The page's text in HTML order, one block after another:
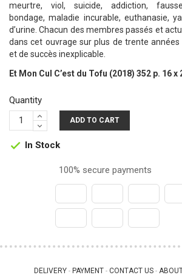
meurtre, viol, suicide, addiction,
bondage, maladie incurable, euthanasie,
d’urine. Chacun des membres passés et
dans cet ouvrage sur plus de trente
et de succès inexplicable.
Et Mon Cul C’est du Tofu (2018) 352 p. 16 x
Quantity
ADD TO CART
 In Stock
100% secure payments
DELIVERY - PAYMENT - CONTACT US -